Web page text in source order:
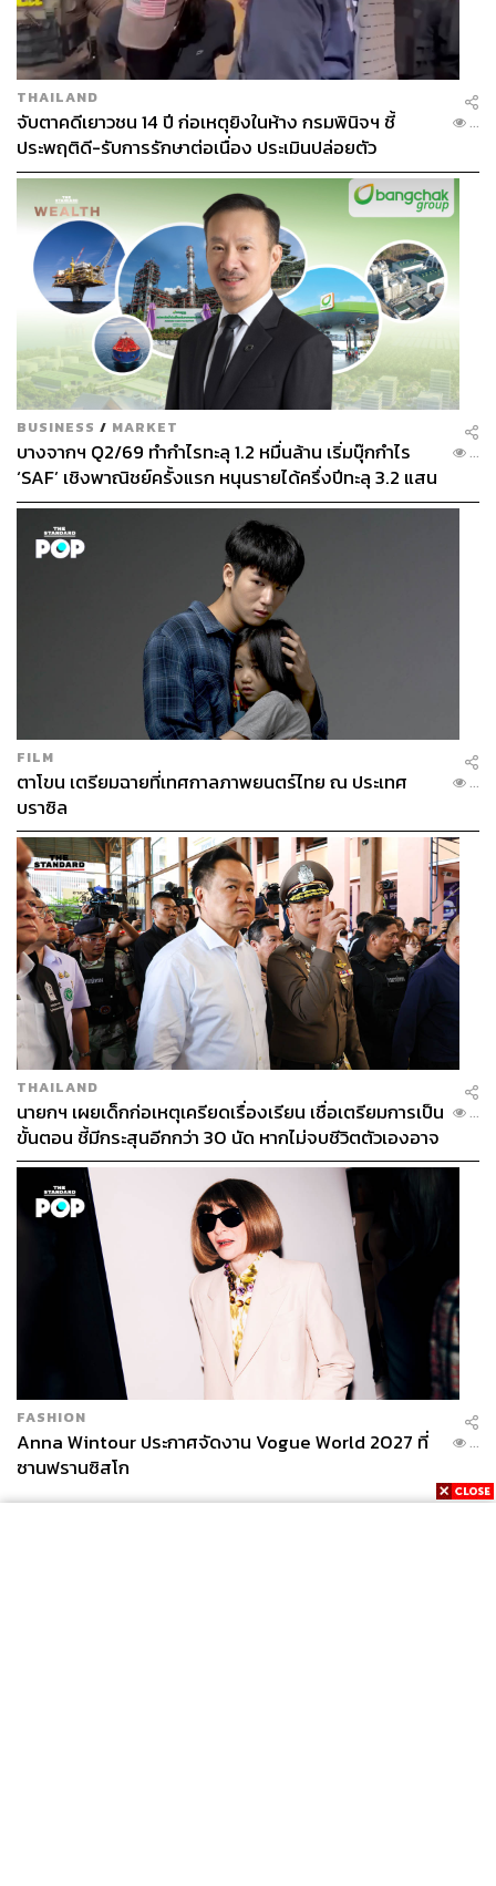
THAILAND
จับตาคดีเยาวชน 14 ปี ก่อเหตุยิงในห้าง กรมพินิจฯ ชี้
ประพฤติดี-รับการรักษาต่อเนื่อง ประเมินปล่อยตัว
...
BUSINESS / MARKET
บางจากฯ Q2/69 ทำกำไรทะลุ 1.2 หมื่นล้าน เริ่มบุ๊กกำไร
‘SAF’ เชิงพาณิชย์ครั้งแรก หนุนรายได้ครึ่งปีทะลุ 3.2 แสน
ล้าน
...
FILM
ตาโขน เตรียมฉายที่เทศกาลภาพยนตร์ไทย ณ ประเทศ
บราซิล
...
THAILAND
นายกฯ เผยเด็กก่อเหตุเครียดเรื่องเรียน เชื่อเตรียมการเป็น
ขั้นตอน ชี้มีกระสุนอีกกว่า 30 นัด หากไม่จบชีวิตตัวเองอาจ
สูญเสียเพิ่ม
...
FASHION
Anna Wintour ประกาศจัดงาน Vogue World 2027 ที่
ซานฟรานซิสโก
...